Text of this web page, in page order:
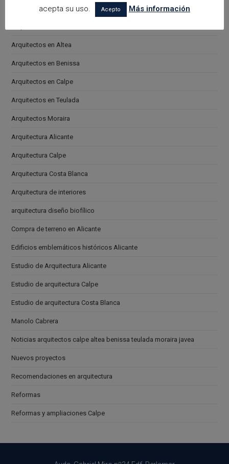
arquitectora espacios biofilicos
Arquitectos en Altea
Arquitectos en Benissa
Arquitectos en Calpe
Arquitectos en Teulada
Arquitectos Moraira
Arquitectura Alicante
Arquitectura Calpe
Arquitectura Costa Blanca
Arquitectura de interiores
arquitectura diseño biofílico
Compra de terreno en Alicante
Edificios emblemáticos históricos Alicante
Estudio de Arquitectura Alicante
Estudio de arquitectura Calpe
Estudio de arquitectura Costa Blanca
Manolo Cabrera
Noticias arquitectos calpe altea benissa teulada moraira javea
Nuevos proyectos
Recomendaciones en arquitectura
Reformas
Reformas y ampliaciones Calpe
acepta su uso.
Acepto Más información